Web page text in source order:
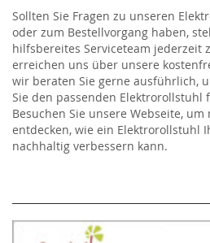
Sollten Sie Fragen zu unseren
oder zum Bestellvorgang haben,
hilfsbereites Serviceteam jederzeit
erreichen uns über unsere
wir beraten Sie gerne ausführlich,
Sie den passenden Elektrorollstuhl
Besuchen Sie unsere Webseite,
entdecken, wie ein Elektrorollstuhl
nachhaltig verbessern kann.